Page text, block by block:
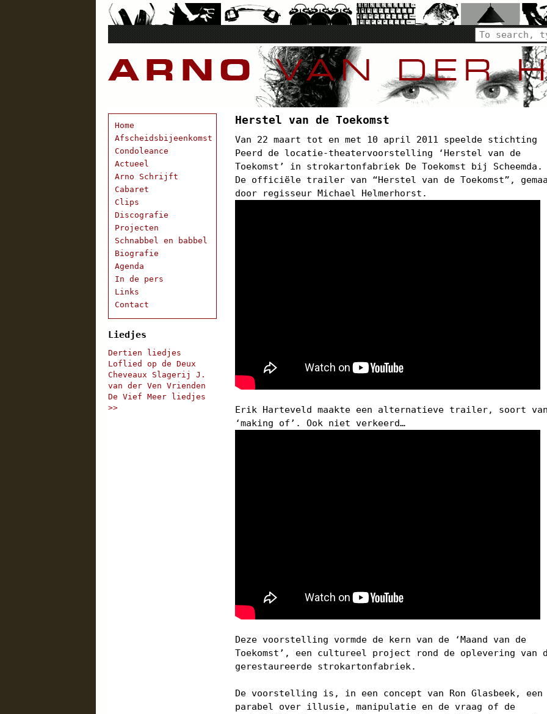
Home
Afscheidsbijeenkomst
Condoleance
Actueel
Arno Schrijft
Cabaret
Clips
Discografie
Projecten
Schnabbel en babbel
Biografie
Agenda
In de pers
Links
Contact
Liedjes
Dertien liedjes
Loflied op de Deux
Cheveaux
Slagerij J.
van der Ven Vrienden
De Vief Meer liedjes
>>
Herstel van de Toekomst
Van 22 maart tot en met 10 april 2011 speelde stichting
Peerd de locatie-theatervoorstelling ‘Herstel van de
Toekomst’ in strokartonfabriek De Toekomst bij Scheemda.
De officiële trailer van “Herstel van de Toekomst”,
door regisseur Michael Helmerhorst.
Erik Harteveld maakte een alternatieve trailer, soort
‘making of’. Ook niet verkeerd…
Deze voorstelling vormde de kern van de ‘Maand van de
Toekomst’, een cultureel project rond de oplevering van
gerestaureerde strokartonfabriek.
De voorstelling is, in een concept van Ron Glasbeek, een
parabel over illusie, manipulatie en de vraag of de